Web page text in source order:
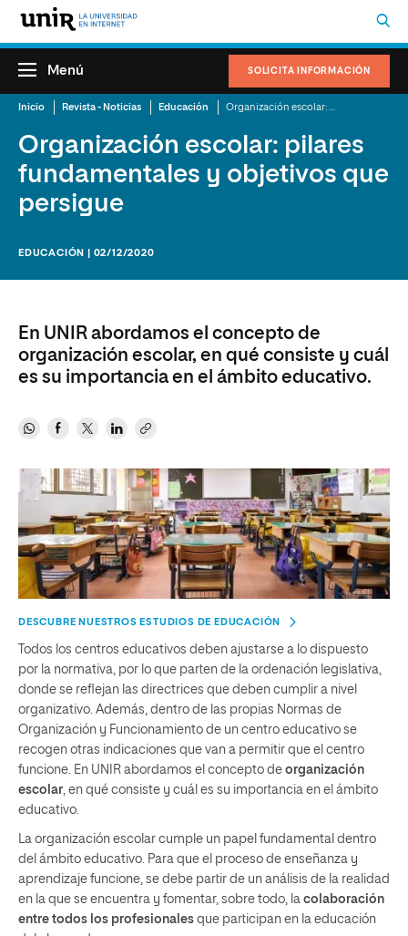
SOLICITA INFORMACIÓN
Menú
Inicio Revista - Noticias Educación
Organización escolar: pilares
fundamentales y objetivos que
persigue
EDUCACIÓN | 02/12/2020
En UNIR abordamos el concepto de
organización escolar, en qué consiste y cuál
es su importancia en el ámbito educativo.
DESCUBRE NUESTROS ESTUDIOS DE EDUCACIÓN
Todos los centros educativos deben ajustarse a lo dispuesto
por la normativa, por lo que parten de la ordenación legislativa,
donde se reflejan las directrices que deben cumplir a nivel
organizativo. Además, dentro de las propias Normas de
Organización y Funcionamiento de un centro educativo se
recogen otras indicaciones que van a permitir que el centro
funcione. En UNIR abordamos el concepto de organización
escolar , en qué consiste y cuál es su importancia en el ámbito
educativo.
La organización escolar cumple un papel fundamental dentro
del ámbito educativo. Para que el proceso de enseñanza y
aprendizaje funcione, se debe partir de un análisis de la realidad
en la que se encuentra y fomentar, sobre todo, la colaboración
entre todos los profesionales que participan en la educación